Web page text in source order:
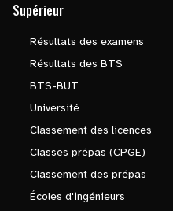
Supérieur
Résultats des examens
Résultats des BTS
BTS-BUT
Université
Classement des licences
Classes prépas (CPGE)
Classement des prépas
Écoles d'ingénieurs